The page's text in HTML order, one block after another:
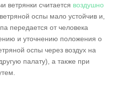
ветрянки считается воздушно
оспы мало устойчив и,
передается от человека
и уточнению положения о
оспы через воздух на
палату), а также при